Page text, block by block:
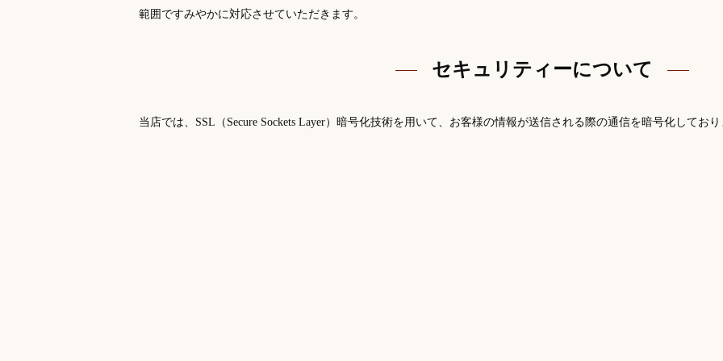
範囲ですみやかに対応させていただきます。
セキュリティーについて
当店では、SSL（Secure Sockets Layer）暗号化技術を用いて、お客様の情報が送信される際の通信を暗号化してお